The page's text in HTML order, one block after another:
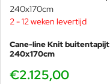
2 - 12 weken levertijd
Cane-line Knit buitentapijt
240x170cm
€2.125,00